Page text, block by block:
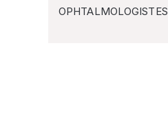
OPHTALMOLOGISTES